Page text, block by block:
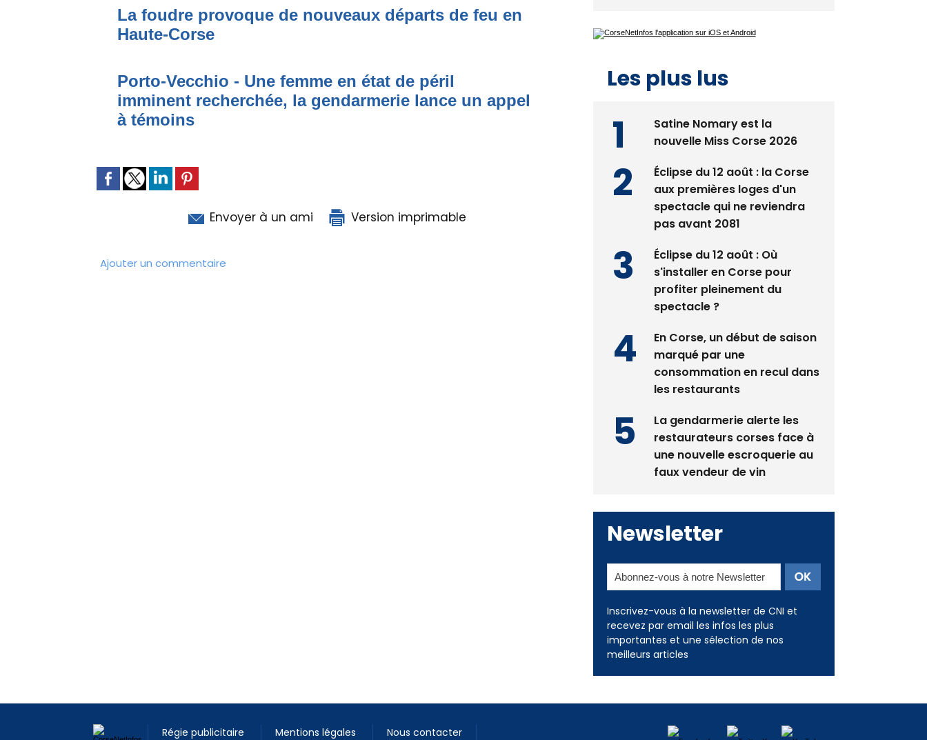
La foudre provoque de nouveaux départs de feu en
Haute-Corse
Porto-Vecchio - Une femme en état de péril
imminent recherchée, la gendarmerie lance un appel
à témoins
Envoyer à un ami Version imprimable
Ajouter un commentaire
Les plus lus
Satine Nomary est la
nouvelle Miss Corse 2026
Éclipse du 12 août : la Corse
aux premières loges d'un
spectacle qui ne reviendra
pas avant 2081
Éclipse du 12 août : Où
s'installer en Corse pour
profiter pleinement du
spectacle ?
En Corse, un début de saison
marqué par une
consommation en recul dans
les restaurants
La gendarmerie alerte les
restaurateurs corses face à
une nouvelle escroquerie au
faux vendeur de vin
Newsletter
Inscrivez-vous à la newsletter de CNI et
recevez par email les infos les plus
importantes et une sélection de nos
meilleurs articles
Régie publicitaire Mentions légales Nous contacter